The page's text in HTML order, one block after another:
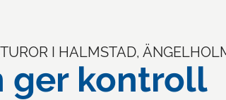
I HALMSTAD,
ger kontroll